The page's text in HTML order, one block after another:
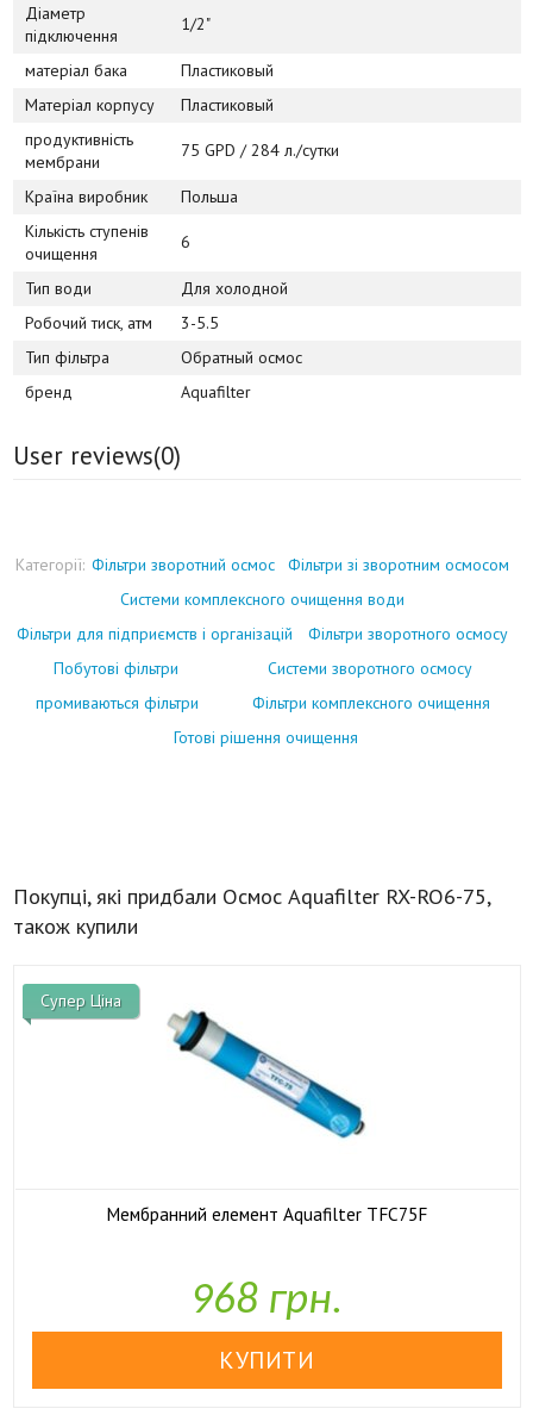
Діаметр
підключення
1/2"
матеріал бака
Пластиковый
Матеріал корпусу
Пластиковый
продуктивність
мембрани
75 GPD / 284 л./сутки
Країна виробник
Польша
Кількість ступенів
очищення
6
Тип води
Для холодной
Робочий тиск, атм
3-5.5
Тип фільтра
Обратный осмос
бренд
Aquafilter
User reviews(0)
Категорії: Фільтри зворотний осмос
Фільтри зі зворотним осмосом
Системи комплексного очищення води
Фільтри для підприємств і організацій
Фільтри зворотного осмосу
Побутові фільтри
Системи зворотного осмосу
промиваються фільтри
Фільтри комплексного очищення
Готові рішення очищення
Покупці, які придбали Осмос Aquafilter RX-RO6-75,
також купили
Супер Ціна
Мембранний елемент Aquafilter TFC75F
968 грн.